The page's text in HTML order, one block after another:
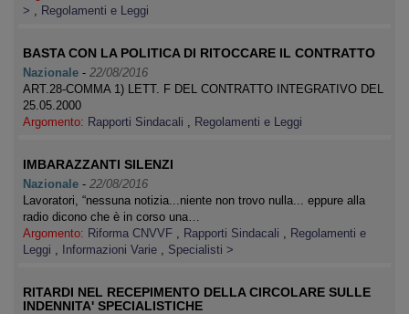
> , Regolamenti e Leggi
BASTA CON LA POLITICA DI RITOCCARE IL CONTRATTO
Nazionale - 22/08/2016
ART.28-COMMA 1) LETT. F DEL CONTRATTO INTEGRATIVO DEL
25.05.2000
Argomento: Rapporti Sindacali , Regolamenti e Leggi
IMBARAZZANTI SILENZI
Nazionale - 22/08/2016
Lavoratori, “nessuna notizia...niente non trovo nulla... eppure alla
radio dicono che è in corso una…
Argomento: Riforma CNVVF , Rapporti Sindacali , Regolamenti e
Leggi , Informazioni Varie , Specialisti >
RITARDI NEL RECEPIMENTO DELLA CIRCOLARE SULLE
INDENNITA' SPECIALISTICHE